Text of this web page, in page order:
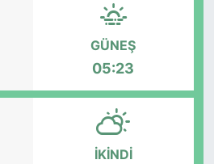
GÜNEŞ
05:23
İKINDI